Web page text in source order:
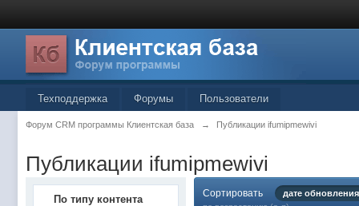
Техподдержка Форумы Пользователи
Форум CRM программы Клиентская база → Публикации ifumipmewivi
Публикации ifumipmewivi
По типу контента Сортировать
дате обновления